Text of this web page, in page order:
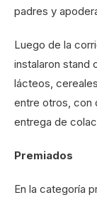
padres y
Luego de la
instalaron stand
lácteos,
entre otros, con
entrega de
Premiados
En la categoría